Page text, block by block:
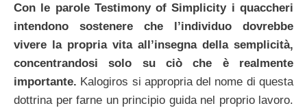
Con le parole Testimony of Simplicity i quaccheri
intendono sostenere che l’individuo dovrebbe
vivere la propria vita all’insegna della semplicità,
concentrandosi solo su ciò che è realmente
importante. Kalogiros si appropria del nome di questa
dottrina per farne un principio guida nel proprio lavoro.